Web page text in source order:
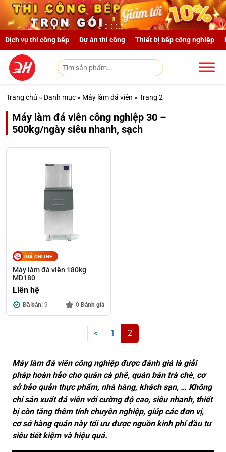
Skip to main content
Dịch vụ thi công bếp Dự án thi công Thiết bị bếp công nghiệp
Trang chủ » Danh mục » Máy làm đá viên » Trang 2
Máy làm đá viên công nghiệp 30 –
500kg/ngày siêu nhanh, sạch
GIÁ ONLINE
Máy làm đá viên 180kg
MD180
Liên hệ
Đã bán: 9 0 Đánh giá
« 1 2
Máy làm đá viên công nghiệp được đánh giá là giải
pháp hoàn hảo cho quán cà phê, quán bán trà chè, cơ
sở bảo quản thực phẩm, nhà hàng, khách sạn, … Không
chỉ sản xuất đá viên với cường độ cao, siêu nhanh, thiết
bị còn tăng thêm tính chuyên nghiệp, giúp các đơn vị,
cơ sở hàng quán này tối ưu được nguồn kinh phí đầu tư
siêu tiết kiệm và hiệu quả.